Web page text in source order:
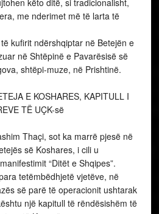
të Kosovës.
operacion i mirë studiuar,
Çlirimtare e Kosovës kishte
beteja përgjatë një viti të tërë.
e Kosovës si forcë e
Thaçi tha se arriti ta
Kosova ishte pjesë e tryezës
baza politike për fillimin e
të NATO-s mbi caqet
tha presidenti Thaçi.
NATO-s, presidenti tha se në
e re.
së shpalli Mobilizimin e